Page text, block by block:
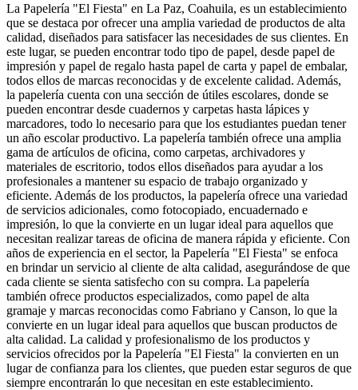
La Papelería "El Fiesta" en La Paz, Coahuila, es un establecimiento
que se destaca por ofrecer una amplia variedad de productos de alta
calidad, diseñados para satisfacer las necesidades de sus clientes. En
este lugar, se pueden encontrar todo tipo de papel, desde papel de
impresión y papel de regalo hasta papel de carta y papel de embalar,
todos ellos de marcas reconocidas y de excelente calidad. Además,
la papelería cuenta con una sección de útiles escolares, donde se
pueden encontrar desde cuadernos y carpetas hasta lápices y
marcadores, todo lo necesario para que los estudiantes puedan tener
un año escolar productivo. La papelería también ofrece una amplia
gama de artículos de oficina, como carpetas, archivadores y
materiales de escritorio, todos ellos diseñados para ayudar a los
profesionales a mantener su espacio de trabajo organizado y
eficiente. Además de los productos, la papelería ofrece una variedad
de servicios adicionales, como fotocopiado, encuadernado e
impresión, lo que la convierte en un lugar ideal para aquellos que
necesitan realizar tareas de oficina de manera rápida y eficiente. Con
años de experiencia en el sector, la Papelería "El Fiesta" se enfoca
en brindar un servicio al cliente de alta calidad, asegurándose de que
cada cliente se sienta satisfecho con su compra. La papelería
también ofrece productos especializados, como papel de alta
gramaje y marcas reconocidas como Fabriano y Canson, lo que la
convierte en un lugar ideal para aquellos que buscan productos de
alta calidad. La calidad y profesionalismo de los productos y
servicios ofrecidos por la Papelería "El Fiesta" la convierten en un
lugar de confianza para los clientes, que pueden estar seguros de que
siempre encontrarán lo que necesitan en este establecimiento.